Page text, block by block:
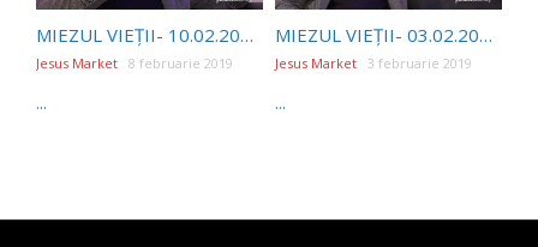
MIEZUL VIEȚII- 10.02.2019- INIMA COPIILOR (II)- ADELINA TONCEAN
Jesus Market 8 februarie 2019
...
MIEZUL VIEȚII- 03.02.2019- INIMA COPIILOR (I)- ADELINA TONCEAN
Jesus Market 3 februarie 2019
...